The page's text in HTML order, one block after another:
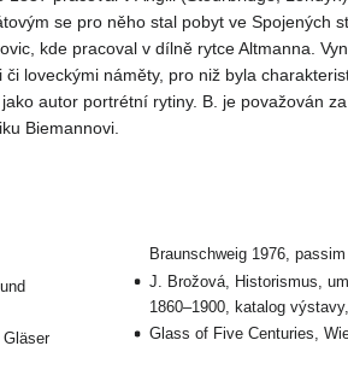
se pro něho stal pobyt ve Spojených
kde pracoval v dílně rytce Altmanna.
loveckými náměty, pro niž byla
autor portrétní rytiny. B. je považován
Biemannovi.
Braunschweig 1976, passim
J. Brožová, Historismus,
1860–1900, katalog
Glass of Five Centuries,